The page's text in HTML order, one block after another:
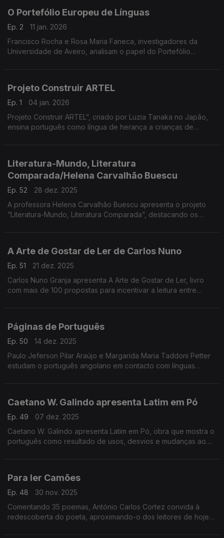
O Portefólio Europeu de Línguas
Ep. 2
11 jan. 2026
Francisco Rocha e Rosa Maria Faneca, investigadores da
Universidade de Aveiro, analisam o papel do Portefólio
Projeto Construir ARTEL
Ep. 1
04 jan. 2026
Projeto Construir ARTEL”, criado por Luzia Tanaka no Japão,
ensina português como língua de herança a crianças de
Literatura-Mundo, Literatura
Comparada/Helena Carvalhão Buescu
Ep. 52
28 dez. 2025
A professora Helena Carvalhão Buescu apresenta o projeto
“Literatura-Mundo, Literatura Comparada”, destacando os
A Arte de Gostar de Ler de Carlos Nuno
Ep. 51
21 dez. 2025
Carlos Nuno Granja apresenta A Arte de Gostar de Ler, livro
com mais de 100 propostas para incentivar a leitura entre
Páginas de Português
Ep. 50
14 dez. 2025
Paulo Jeferson Pilar Araújo e Margarida Maria Taddoni Petter
estudam o português angolano em contacto com línguas
Caetano W. Galindo apresenta Latim em Pó
Ep. 49
07 dez. 2025
Caetano W. Galindo apresenta Latim em Pó, obra que mostra o
português como resultado de usos, desvios e mudanças ao
Para ler Camões
Ep. 48
30 nov. 2025
Comentando 35 poemas, António Carlos Cortez convida à
redescoberta do poeta, aproximando-o dos leitores de hoje